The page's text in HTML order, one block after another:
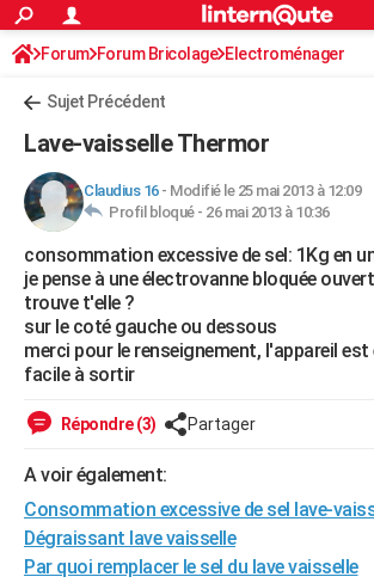
ACTUALITÉS
Politique
Société
Faits Divers
Education
Monde
Villes
+
FINANCE
Retraite
Impôts
Epargne
Immobilier
Risques naturels par ville
Banque
Assurance
Crédit
AUTO
Essais
Réserver un essai
Citadines
Berlines
SUV
Forum auto
+HIGH-TECH
Mobiles
Meilleur smartphone
Internet
Ordinateurs
Jeux vidéo
Guide high-tech
+BRICOLAGE
Forum
Aménagement intérieur
Extérieur
Cuisine
Salle de bains
Jardinage
Rangement
WEEK-END
Guides de France
Escapades
Patrimoine
Expositions
Musées
Week-end nature
LIFESTYLE
SANTE
Alimentation
Guide de la santé
Maladies
Médicaments
Sommeil
VOYAGE
Destinations
City break
Voyage nature
Voyage de noces
Forum
Climat
+PHOTO
S'inscrire
Connexion
Forum Forum Bricolage Electroménager
Sujet Précédent
Lave-vaisselle Thermor
Claudius 16- Modifié le 25 mai 2013 à 12:09
Profil bloqué - 26 mai 2013 à 10:36
consommation excessive de sel: 1Kg en
je pense à une électrovanne bloquée
trouve t'elle ?
sur le coté gauche ou dessous
merci pour le renseignement, l'appareil
facile à sortir
Répondre (3) Partager
A voir également:
Consommation excessive de sel lave-
Dégraissant lave vaisselle
Par quoi remplacer le sel du lave vaisselle